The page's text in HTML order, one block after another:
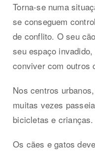
Torna-se numa
se conseguem
de conflito. O seu
seu espaço
conviver com outros
Nos centros
muitas vezes
bicicletas e crianças.
Os cães e gatos